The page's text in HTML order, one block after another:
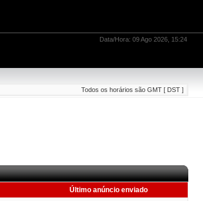
Data/Hora: 09 Ago 2026, 15:24
Todos os horários são GMT [ DST ]
Último anúncio enviado